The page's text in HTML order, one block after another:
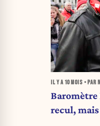
IL Y A 10 MOIS • PAR
Baromètre
recul,